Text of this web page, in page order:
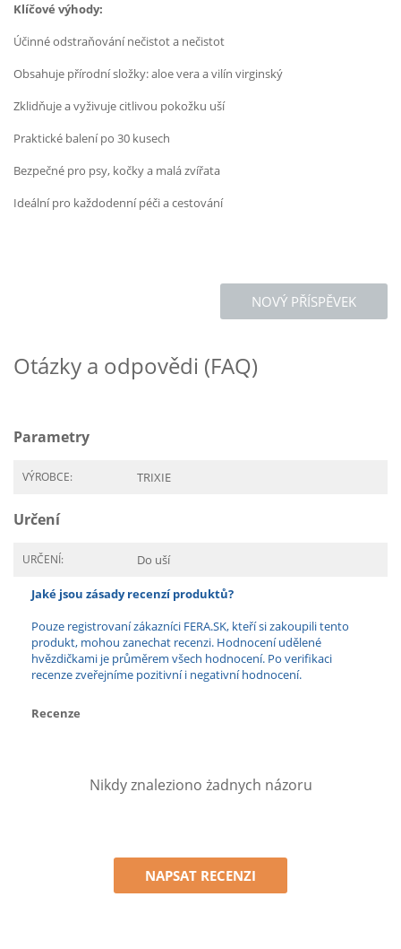
Klíčové výhody:
Účinné odstraňování nečistot a nečistot
Obsahuje přírodní složky: aloe vera a vilín virginský
Zklidňuje a vyživuje citlivou pokožku uší
Praktické balení po 30 kusech
Bezpečné pro psy, kočky a malá zvířata
Ideální pro každodenní péči a cestování
NOVÝ PŘÍSPĚVEK
Otázky a odpovědi (FAQ)
Parametry
VÝROBCE: TRIXIE
Určení
URČENÍ: Do uší
Jaké jsou zásady recenzí produktů?
Pouze registrovaní zákazníci FERA.SK, kteří si zakoupili tento
produkt, mohou zanechat recenzi. Hodnocení udělené
hvězdičkami je průměrem všech hodnocení. Po verifikaci
recenze zveřejníme pozitivní i negativní hodnocení.
Recenze
Nikdy znaleziono żadnych názoru
NAPSAT RECENZI